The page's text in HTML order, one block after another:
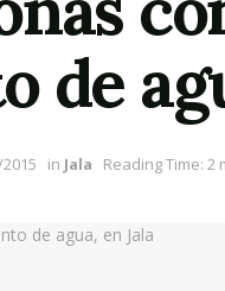
de
in Jala Reading Time: 2